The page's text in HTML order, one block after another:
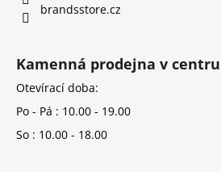
brandsstore.cz
Kamenná prodejna v
Otevírací doba:
Po - Pá : 10.00 - 19.00
So : 10.00 - 18.00